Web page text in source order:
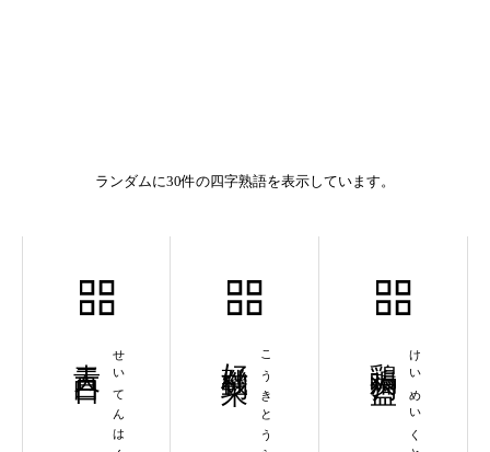
ランダムに30件の四字熟語を表示しています。
せいてんはくじつ こうきとうらい けいめいくとう